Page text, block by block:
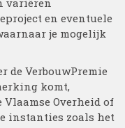
variëren
en eventuele
je mogelijk
de VerbouwPremie
komt,
Vlaamse Overheid of
instanties zoals het